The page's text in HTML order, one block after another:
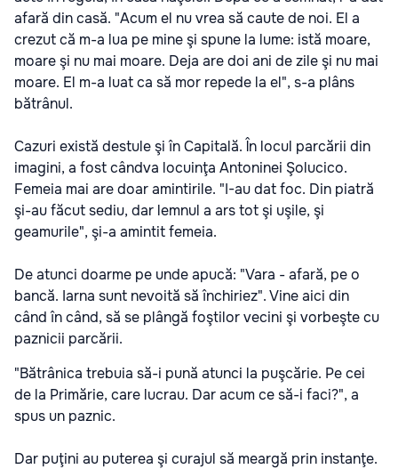
afară din casă. "Acum el nu vrea să caute de noi. El a
crezut că m-a lua pe mine şi spune la lume: istă moare,
moare şi nu mai moare. Deja are doi ani de zile şi nu mai
moare. El m-a luat ca să mor repede la el", s-a plâns
bătrânul.
Cazuri există destule şi în Capitală. În locul parcării din
imagini, a fost cândva locuinţa Antoninei Şolucico.
Femeia mai are doar amintirile. "I-au dat foc. Din piatră
şi-au făcut sediu, dar lemnul a ars tot şi uşile, şi
geamurile", şi-a amintit femeia.
De atunci doarme pe unde apucă: "Vara - afară, pe o
bancă. Iarna sunt nevoită să închiriez". Vine aici din
când în când, să se plângă foştilor vecini şi vorbeşte cu
paznicii parcării.
"Bătrânica trebuia să-i pună atunci la puşcărie. Pe cei
de la Primărie, care lucrau. Dar acum ce să-i faci?", a
spus un paznic.
Dar puţini au puterea şi curajul să meargă prin instanţe.